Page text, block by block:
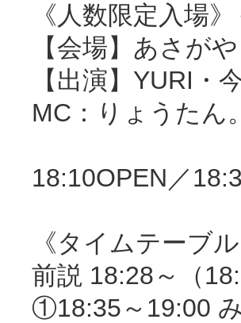
《人数限定入場
【会場】あさが
【出演】YURI・
MC：りょうたん。
18:10OPEN／
《タイムテーブル
前説 18:28～（
①18:35～19:00